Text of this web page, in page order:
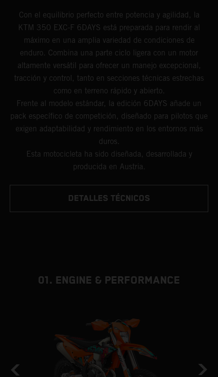
Con el equilibrio perfecto entre potencia y agilidad, la
KTM 350 EXC-F 6DAYS está preparada para rendir al
máximo en una amplia variedad de condiciones de
enduro. Combina una parte ciclo ligera con un motor
altamente versátil para ofrecer un manejo excepcional,
tracción y control, tanto en secciones técnicas estrechas
como en terreno rápido y abierto.
Frente al modelo estándar, la edición 6DAYS añade un
pack específico de competición, diseñado para pilotos que
exigen adaptabilidad y rendimiento en los entornos más
duros.
Esta motocicleta ha sido diseñada, desarrollada y
producida en Austria.
DETALLES TÉCNICOS
01. ENGINE & PERFORMANCE